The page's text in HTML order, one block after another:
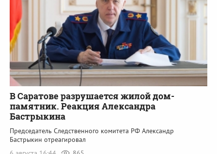
В Саратове разрушается жилой дом-
памятник. Реакция Александра
Бастрыкина
Председатель Следственного комитета РФ Александр
Бастрыкин отреагировал